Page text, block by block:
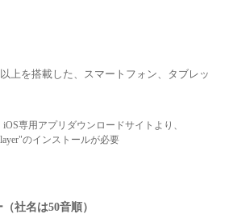
上を搭載した、スマートフォン、タブレッ
専用アプリダウンロードサイトより、
のインストールが必要
社名は50音順）